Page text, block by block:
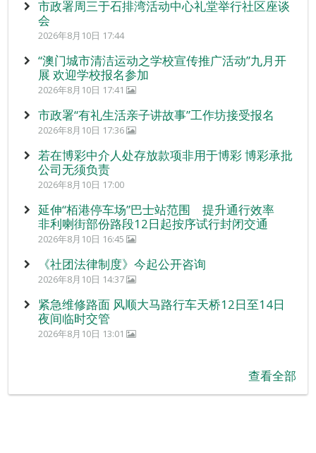
市政署周三于石排湾活动中心礼堂举行社区座谈
会
2026年8月10日 17:44
“澳门城市清洁运动之学校宣传推广活动”九月开
展 欢迎学校报名参加
2026年8月10日 17:41
市政署“有礼生活亲子讲故事”工作坊接受报名
2026年8月10日 17:36
若在博彩中介人处存放款项非用于博彩 博彩承批
公司无须负责
2026年8月10日 17:00
延伸“栢港停车场”巴士站范围 提升通行效率
非利喇街部份路段12日起按序试行封闭交通
2026年8月10日 16:45
《社团法律制度》今起公开咨询
2026年8月10日 14:37
紧急维修路面 风顺大马路行车天桥12日至14日
夜间临时交管
2026年8月10日 13:01
查看全部